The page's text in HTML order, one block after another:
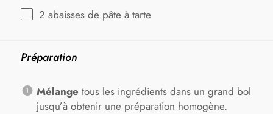
2 abaisses de pâte à tarte
Préparation
Mélange tous les ingrédients dans un grand bol
jusqu’à obtenir une préparation homogène.